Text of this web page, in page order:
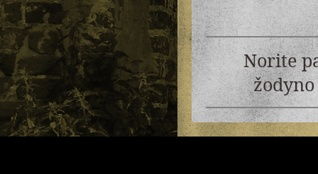
Norite